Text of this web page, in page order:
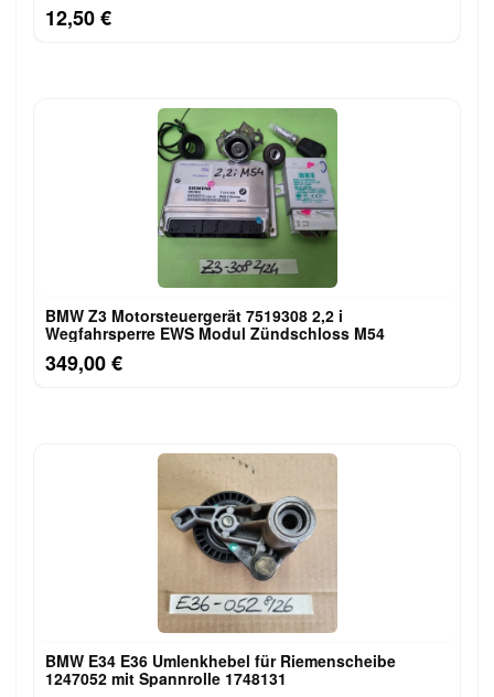
12,50 €
BMW Z3 Motorsteuergerät 7519308 2,2 i
Wegfahrsperre EWS Modul Zündschloss M54
349,00 €
BMW E34 E36 Umlenkhebel für Riemenscheibe
1247052 mit Spannrolle 1748131